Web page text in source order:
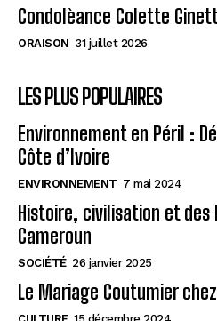
Condolèance Colette
ORAISON 31 juillet 2026
LES PLUS POPULAIRES
Environnement en Péril :
Côte d’Ivoire
ENVIRONNEMENT 7 mai 2024
Histoire, civilisation et des
Cameroun
SOCIÉTÉ 26 janvier 2025
Le Mariage Coutumier